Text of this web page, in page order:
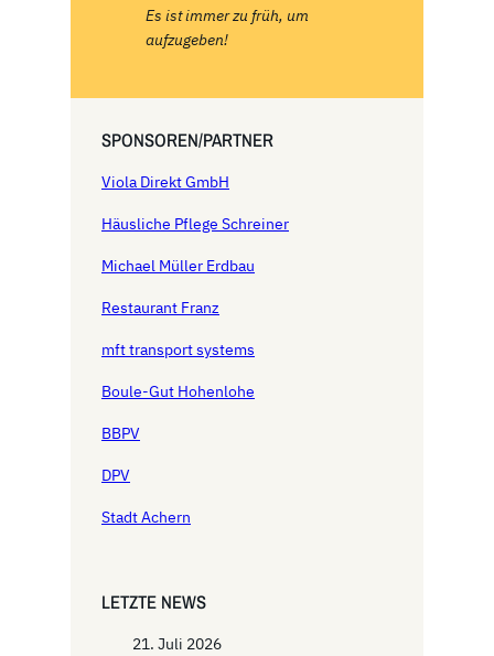
Es ist immer zu früh, um
aufzugeben!
SPONSOREN/PARTNER
Viola Direkt GmbH
Häusliche Pflege Schreiner
Michael Müller Erdbau
Restaurant Franz
mft transport systems
Boule-Gut Hohenlohe
BBPV
DPV
Stadt Achern
LETZTE NEWS
21. Juli 2026